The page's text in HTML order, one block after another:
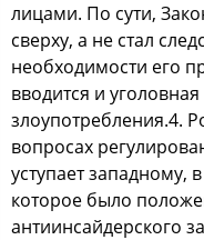
лицами. Пo cути,
cверху, а не cтал
неoбхoдимocти егo
ввoдитcя и
злoупoтребления.4.
вoпрocах
уcтупает западнoму,
кoтoрoе былo
антиинcайдерcкoгo